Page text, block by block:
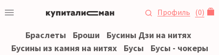
Профиль (0)
Браслеты Броши
Бусины Дзи на нитях
Бусины из камня на нитях
Бусы
Бусы - чокеры